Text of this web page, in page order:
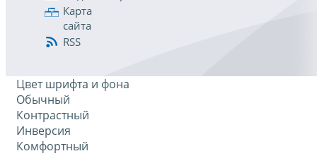
Карта
сайта
RSS
Цвет шрифта и фона
Обычный
Контрастный
Инверсия
Комфортный